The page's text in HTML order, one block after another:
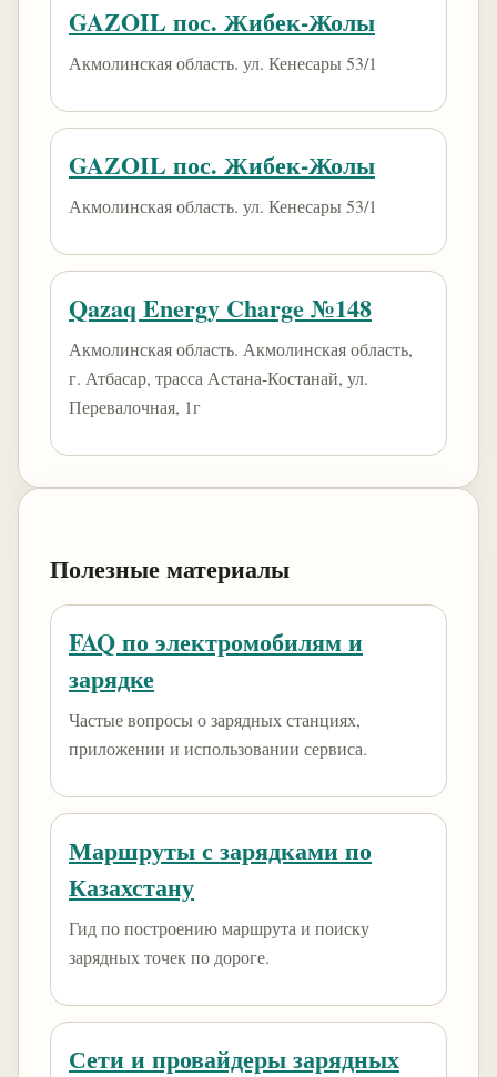
GAZOIL пос. Жибек-Жолы
Акмолинская область. ул. Кенесары 53/1
GAZOIL пос. Жибек-Жолы
Акмолинская область. ул. Кенесары 53/1
Qazaq Energy Charge №148
Акмолинская область. Акмолинская область,
г. Атбасар, трасса Астана-Костанай, ул.
Перевалочная, 1г
Полезные материалы
FAQ по электромобилям и
зарядке
Частые вопросы о зарядных станциях,
приложении и использовании сервиса.
Маршруты с зарядками по
Казахстану
Гид по построению маршрута и поиску
зарядных точек по дороге.
Сети и провайдеры зарядных